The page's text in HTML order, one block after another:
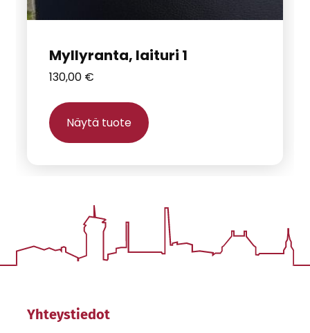
Myllyranta, laituri 1
130,00 €
Näytä tuote
Yhteystiedot